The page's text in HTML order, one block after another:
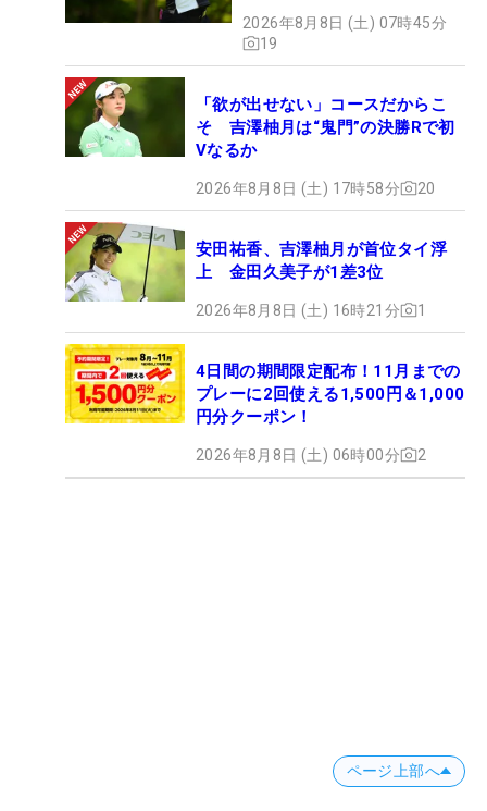
2026年8月8日 (土) 07時45分
19
「欲が出せない」コースだからこ
そ 吉澤柚月は“鬼門”の決勝Rで初
Vなるか
2026年8月8日 (土) 17時58分 20
安田祐香、吉澤柚月が首位タイ浮
上 金田久美子が1差3位
2026年8月8日 (土) 16時21分 1
4日間の期間限定配布！11月までの
プレーに2回使える1,500円＆1,000
円分クーポン！
2026年8月8日 (土) 06時00分 2
ページ上部へ